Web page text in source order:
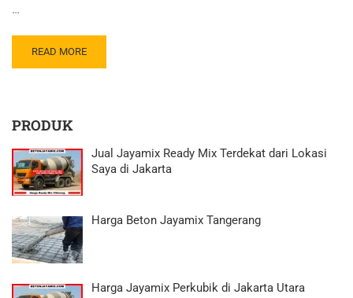
…
READ MORE
PRODUK
Jual Jayamix Ready Mix Terdekat dari Lokasi
Saya di Jakarta
Harga Beton Jayamix Tangerang
Harga Jayamix Perkubik di Jakarta Utara